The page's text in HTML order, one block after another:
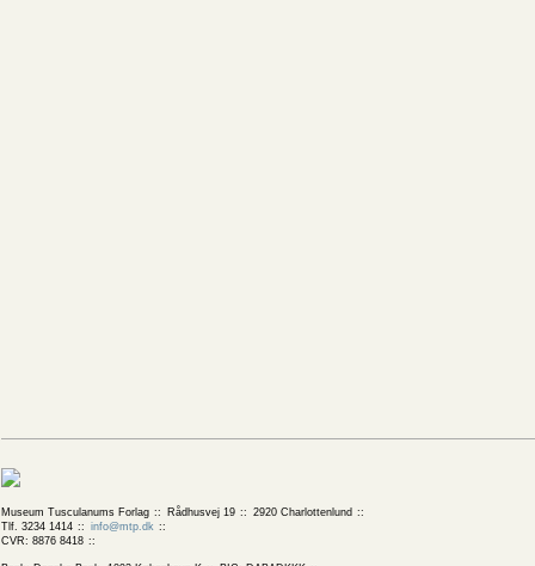
Museum Tusculanums Forlag Rådhusvej 19
2920 Charlottenlund
Tlf. 3234 1414
info@mtp.dk
CVR: 8876 8418